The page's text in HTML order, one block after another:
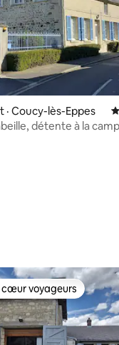
· Coucy-lès-Eppes
détente à la
cœur voyageurs
cœur voyageurs